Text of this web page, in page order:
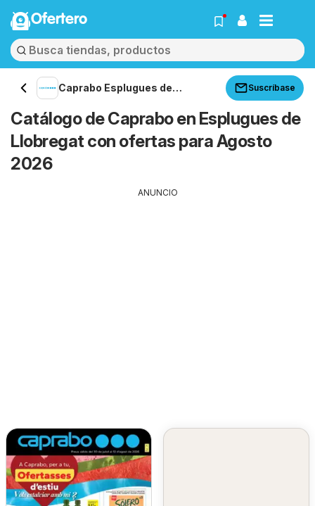
Ofertero
Caprabo Esplugues de
Suscríbase
Catálogo de Caprabo en Esplugues de
Llobregat con ofertas para Agosto
2026
ANUNCIO